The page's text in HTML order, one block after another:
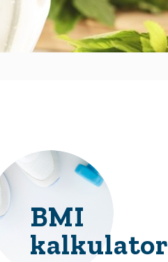
BMI
kalkulator